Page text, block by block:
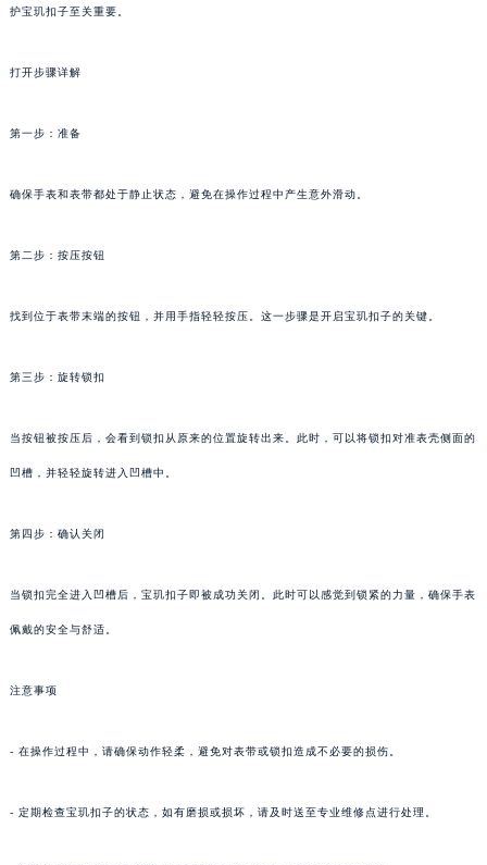
护宝玑扣子至关重要。
打开步骤详解
第一步：准备
确保手表和表带都处于静止状态，避免在操作过程中产生意外滑动。
第二步：按压按钮
找到位于表带末端的按钮，并用手指轻轻按压。这一步骤是开启宝玑扣子的关键。
第三步：旋转锁扣
当按钮被按压后，会看到锁扣从原来的位置旋转出来。此时，可以将锁扣对准表壳侧面的
凹槽，并轻轻旋转进入凹槽中。
第四步：确认关闭
当锁扣完全进入凹槽后，宝玑扣子即被成功关闭。此时可以感觉到锁紧的力量，确保手表
佩戴的安全与舒适。
注意事项
- 在操作过程中，请确保动作轻柔，避免对表带或锁扣造成不必要的损伤。
- 定期检查宝玑扣子的状态，如有磨损或损坏，请及时送至专业维修点进行处理。